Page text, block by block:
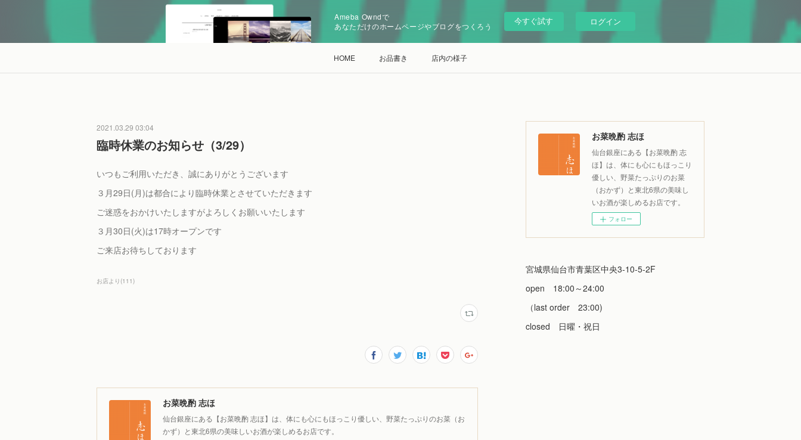
Ameba Owndで
あなただけのホームページやブログをつくろう
今すぐ試す ログイン
HOME お品書き 店内の様子
2021.03.29 03:04
臨時休業のお知らせ（3/29）
いつもご利用いただき、誠にありがとうございます
３月29日(月)は都合により臨時休業とさせていただきます
ご迷惑をおかけいたしますがよろしくお願いいたします
３月30日(火)は17時オープンです
ご来店お待ちしております
お店より (111)
お菜晩酌 志ほ
仙台銀座にある【お菜晩酌 志ほ】は、体にも心にもほっこり優しい、野菜たっぷりのお菜（お
かず）と東北6県の美味しいお酒が楽しめるお店です。
お菜晩酌 志ほ
仙台銀座にある【お菜晩酌 志
ほ】は、体にも心にもほっこり
優しい、野菜たっぷりのお菜
（おかず）と東北6県の美味し
いお酒が楽しめるお店です。
フォロー
宮城県仙台市青葉区中央3-10-5-2F
open 18:00～24:00
（last order 23:00)
closed 日曜・祝日